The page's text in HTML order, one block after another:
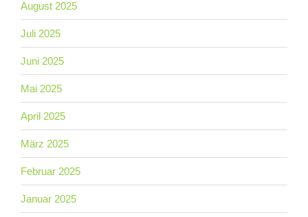
August 2025
Juli 2025
Juni 2025
Mai 2025
April 2025
März 2025
Februar 2025
Januar 2025